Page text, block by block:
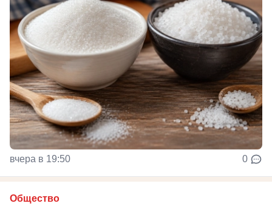
вчера в 19:50 0
Общество